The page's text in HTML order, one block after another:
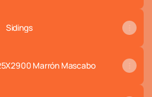
Sidings
Marrón Mascabo